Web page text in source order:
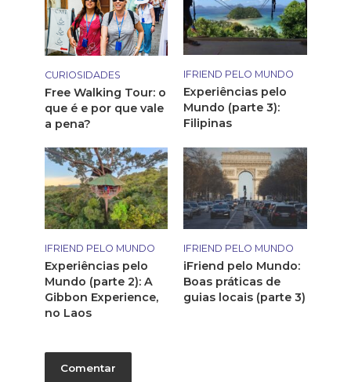
CURIOSIDADES
Free Walking Tour: o
que é e por que vale
a pena?
IFRIEND PELO MUNDO
Experiências pelo
Mundo (parte 3):
Filipinas
IFRIEND PELO MUNDO
Experiências pelo
Mundo (parte 2): A
Gibbon Experience,
no Laos
IFRIEND PELO MUNDO
iFriend pelo Mundo:
Boas práticas de
guias locais (parte 3)
Comentar